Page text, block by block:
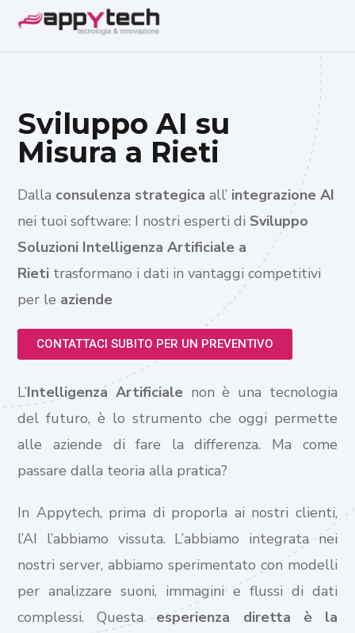
Sviluppo AI su
Misura a Rieti
Dalla consulenza strategica all’ integrazione AI
nei tuoi software: I nostri esperti di Sviluppo
Soluzioni Intelligenza Artificiale a
Rieti trasformano i dati in vantaggi competitivi
per le aziende
CONTATTACI SUBITO PER UN PREVENTIVO
L’Intelligenza Artificiale non è una tecnologia
del futuro, è lo strumento che oggi permette
alle aziende di fare la differenza. Ma come
passare dalla teoria alla pratica?
In Appytech, prima di proporla ai nostri clienti,
l’AI l’abbiamo vissuta. L’abbiamo integrata nei
nostri server, abbiamo sperimentato con modelli
per analizzare suoni, immagini e flussi di dati
complessi. Questaesperienza diretta è la